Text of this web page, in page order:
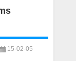
15-02-05